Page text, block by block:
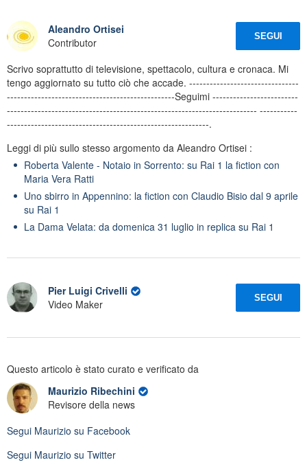
Aleandro Ortisei
Contributor
SEGUI
Scrivo soprattutto di televisione, spettacolo, cultura e cronaca. Mi
tengo aggiornato su tutto ciò che accade. --------------------------------
-------------------------------------------------Seguimi -------------------------
------------------------------------------------------------------------- -----------
-----------------------------------------------------------.
Leggi di più sullo stesso argomento da Aleandro Ortisei :
Roberta Valente - Notaio in Sorrento: su Rai 1 la fiction con
Maria Vera Ratti
Uno sbirro in Appennino: la fiction con Claudio Bisio dal 9 aprile
su Rai 1
La Dama Velata: da domenica 31 luglio in replica su Rai 1
Pier Luigi Crivelli
Video Maker
SEGUI
Questo articolo è stato curato e verificato da
Maurizio Ribechini
Revisore della news
Segui Maurizio su Facebook
Segui Maurizio su Twitter